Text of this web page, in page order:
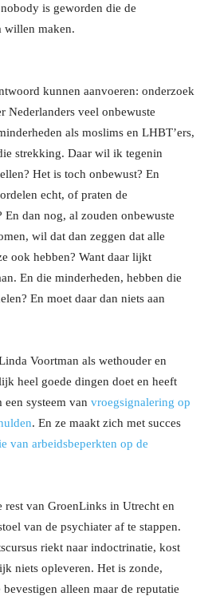
is geworden die de
willen maken.
kunnen aanvoeren: onderzoek
Nederlanders veel onbewuste
als moslims en LHBT’ers,
strekking. Daar wil ik tegenin
Het is toch onbewust? En
echt, of praten de
En dan nog, al zouden onbewuste
wil dat dan zeggen dat alle
ook hebben? Want daar lijkt
En die minderheden, hebben die
En moet daar dan niets aan
Voortman als wethouder en
heel goede dingen doet en heeft
een systeem van vroegsignalering op
. En ze maakt zich met succes
van arbeidsbeperkten op de
rest van GroenLinks in Utrecht en
van de psychiater af te stappen.
riekt naar indoctrinatie, kost
niets opleveren. Het is zonde,
alleen maar de reputatie